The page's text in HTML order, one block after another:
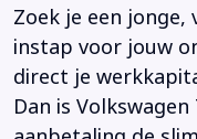
Zoek je een jonge,
instap voor jouw
direct je
Dan is